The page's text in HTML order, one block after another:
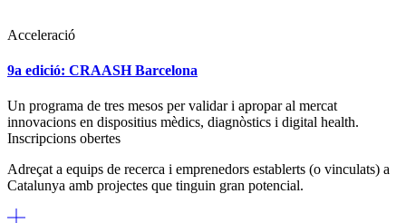
Acceleració
9a edició: CRAASH Barcelona
Un programa de tres mesos per validar i apropar al mercat
innovacions en dispositius mèdics, diagnòstics i digital health.
Inscripcions obertes
Adreçat a equips de recerca i emprenedors establerts (o vinculats) a
Catalunya amb projectes que tinguin gran potencial.